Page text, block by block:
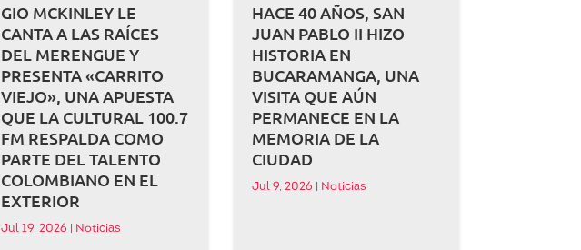
GIO MCKINLEY LE
CANTA A LAS RAÍCES
DEL MERENGUE Y
PRESENTA «CARRITO
VIEJO», UNA APUESTA
QUE LA CULTURAL 100.7
FM RESPALDA COMO
PARTE DEL TALENTO
COLOMBIANO EN EL
EXTERIOR
Jul 19, 2026 Noticias
HACE 40 AÑOS, SAN
JUAN PABLO II HIZO
HISTORIA EN
BUCARAMANGA, UNA
VISITA QUE AÚN
PERMANECE EN LA
MEMORIA DE LA
CIUDAD
Jul 9, 2026 Noticias